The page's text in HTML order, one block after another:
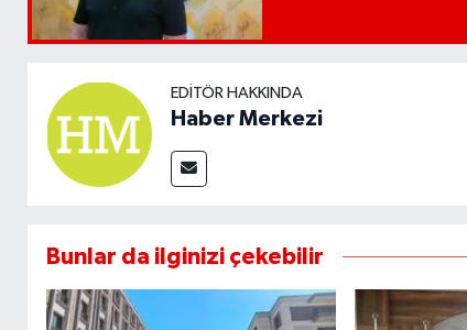
EDITÖR HAKKINDA
Haber Merkezi
Bunlar da ilginizi çekebilir